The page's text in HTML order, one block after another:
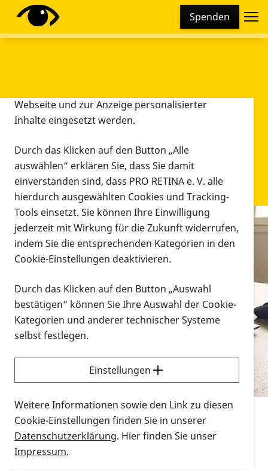
Spenden
Infomaterial
Infomaterial
Vorlesen
Alle Infomaterialien in verschiedenen
Formaten an einem Ort
Sie möchten wissen, wie Sie nach Infonmaterial
suchen und dieses bestellen bzw. herunterladen
können? Schauen Sie sich dieErklärvideos zum
Thema Infomaterial auf der PRO RETINA-Website
für blinde und sehbehinderte Menschen an.
Auf dieser Seite finden Sie sämtliches Infomaterial
Diese Webseite setzt verschiedene Cookies und
Tracking-Tools ein. Dies beinhaltet Cookies und
Webseite und zur Anzeige personalisierter
Inhalte eingesetzt werden.
Durch das Klicken auf den Button „Alle
auswählen“ erklären Sie, dass Sie damit
einverstanden sind, dass PRO RETINA e. V. alle
hierdurch ausgewählten Cookies und Tracking-
Tools einsetzt. Sie können Ihre Einwilligung
jederzeit mit Wirkung für die Zukunft widerrufen,
indem Sie die entsprechenden Kategorien in den
Cookie-Einstellungen deaktivieren.
Durch das Klicken auf den Button „Auswahl
bestätigen“ können Sie Ihre Auswahl der Cookie-
Kategorien und anderer technischer Systeme
selbst festlegen.
Einstellungen
Weitere Informationen sowie den Link zu diesen
Cookie-Einstellungen finden Sie in unserer
Datenschutzerklärung. Hier finden Sie unser
Impressum.